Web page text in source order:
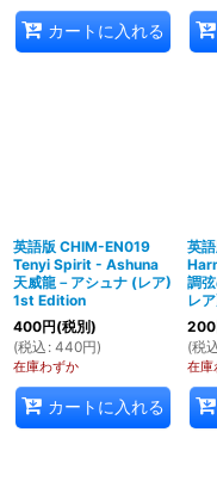
カートに入れる
英語版 CHIM-EN019
Tenyi Spirit - Ashuna
天威龍－アシュナ (レア)
1st Edition
400円(税別)
(税込 : 440円)
在庫わずか
カートに入れる
英
調
レ
200
(税
在庫